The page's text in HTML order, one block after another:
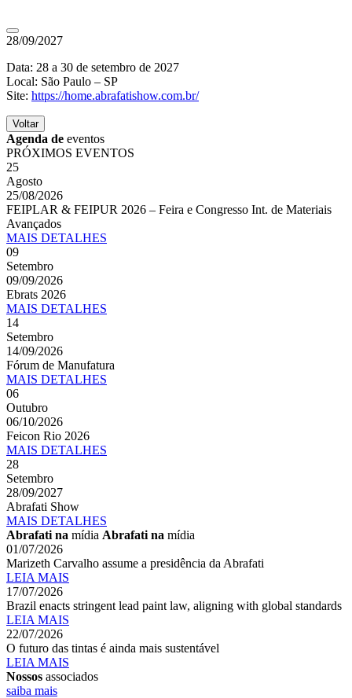
28/09/2027
Data: 28 a 30 de setembro de 2027
Local: São Paulo – SP
Site: https://home.abrafatishow.com.br/
Voltar
Agenda de eventos
PRÓXIMOS EVENTOS
25
Agosto
25/08/2026
FEIPLAR & FEIPUR 2026 – Feira e Congresso Int. de Materiais
Avançados
MAIS DETALHES
09
Setembro
09/09/2026
Ebrats 2026
MAIS DETALHES
14
Setembro
14/09/2026
Fórum de Manufatura
MAIS DETALHES
06
Outubro
06/10/2026
Feicon Rio 2026
MAIS DETALHES
28
Setembro
28/09/2027
Abrafati Show
MAIS DETALHES
Abrafati na mídia Abrafati na mídia
01/07/2026
Marizeth Carvalho assume a presidência da Abrafati
LEIA MAIS
17/07/2026
Brazil enacts stringent lead paint law, aligning with global standards
LEIA MAIS
22/07/2026
O futuro das tintas é ainda mais sustentável
LEIA MAIS
Nossos associados
saiba mais